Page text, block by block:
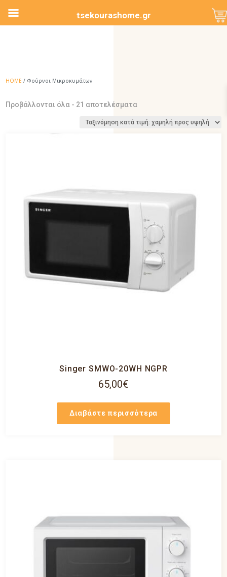
HOME / Φούρνοι Μικροκυμάτων
Προβάλλονται όλα - 21 αποτελέσματα
price:
Singer SMWO-20WH NGPR
65,00€
Διαβάστε περισσότερα
tsekourashome.gr